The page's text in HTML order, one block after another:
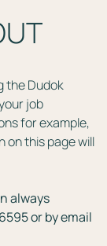
the Dudok
job
for example,
on this page will
always
or by email